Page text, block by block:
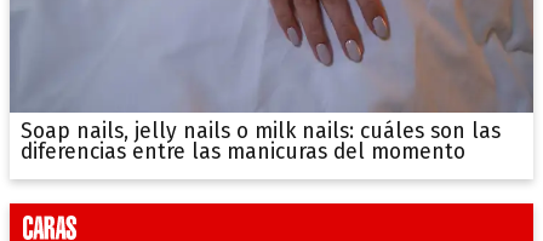
Soap nails, jelly nails o milk nails: cuáles son las
diferencias entre las manicuras del momento